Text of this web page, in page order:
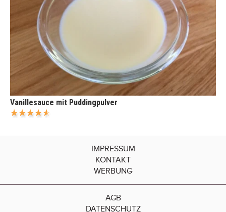
Vanillesauce mit Puddingpulver
IMPRESSUM
KONTAKT
WERBUNG
AGB
DATENSCHUTZ